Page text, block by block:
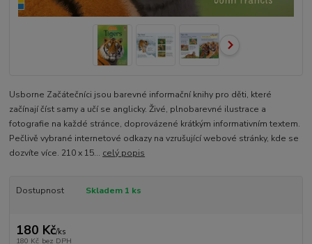
Usborne Začátečníci jsou barevné informační knihy pro děti, které
začínají číst samy a učí se anglicky. Živé, plnobarevné ilustrace a
fotografie na každé stránce, doprovázené krátkým informativním textem.
Pečlivě vybrané internetové odkazy na vzrušující webové stránky, kde se
dozvíte více. 210 x 15... celý popis
Dostupnost Skladem 1 ks
180 Kč/ks
180 Kč bez DPH